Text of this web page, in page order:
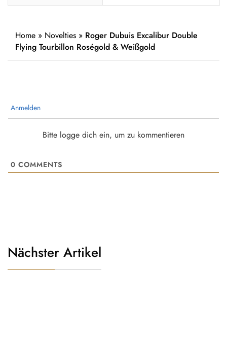
Home » Novelties » Roger Dubuis Excalibur Double
Flying Tourbillon Roségold & Weißgold
Anmelden
Bitte logge dich ein, um zu kommentieren
0 COMMENTS
Nächster Artikel